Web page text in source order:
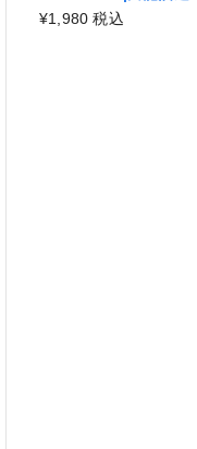
¥2,200
¥1,980 税込